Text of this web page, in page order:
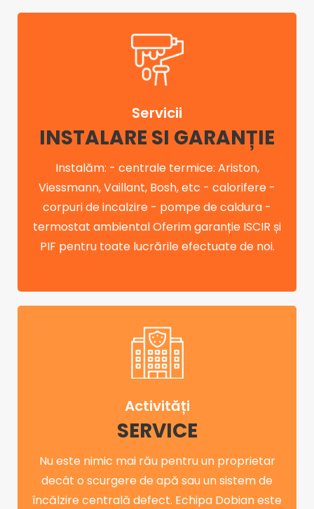
Servicii
INSTALARE SI GARANȚIE
Instalăm: - centrale termice: Ariston,
Viessmann, Vaillant, Bosh, etc - calorifere -
corpuri de incalzire - pompe de caldura -
termostat ambiental Oferim garanție ISCIR și
PIF pentru toate lucrările efectuate de noi.
Activități
SERVICE
Nu este nimic mai rău pentru un proprietar
decât o scurgere de apă sau un sistem de
încălzire centrală defect. Echipa Dobian este